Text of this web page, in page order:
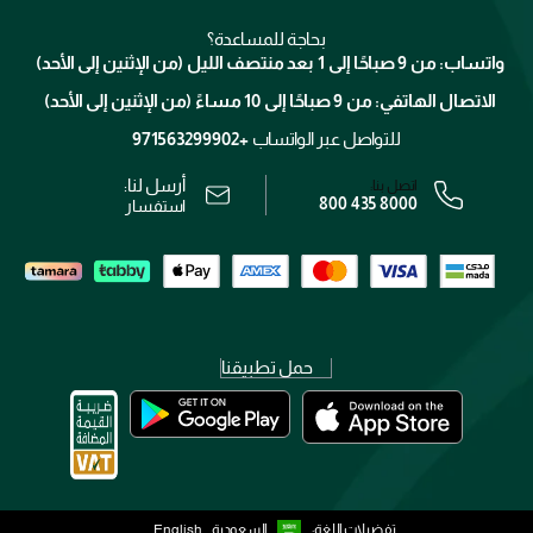
الإرجاع
برنامج الولاء ميوز
الوظائف
الشروط و الأحكام
رقم السجل التجاري: 7013320481 — صادر من وزارة التجارة
بحاجة للمساعدة؟
واتساب: من 9 صباحًا إلى 1 بعد منتصف الليل (من الإثنين إلى الأحد)
الاتصال الهاتفي: من 9 صباحًا إلى 10 مساءً (من الإثنين إلى الأحد)
للتواصل عبر الواتساب +971563299902
اتصل بنا:
800 435 8000
أرسل لنا:
استفسار
حمل تطبيقنا
تفضيلات اللغة: السعودية English